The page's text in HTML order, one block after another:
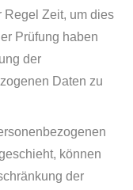
Regel Zeit, um dies
Prüfung haben
der
Daten zu
können
der